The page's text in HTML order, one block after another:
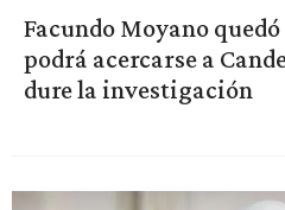
Facundo Moyano
podrá acercarse a
dure la investigación